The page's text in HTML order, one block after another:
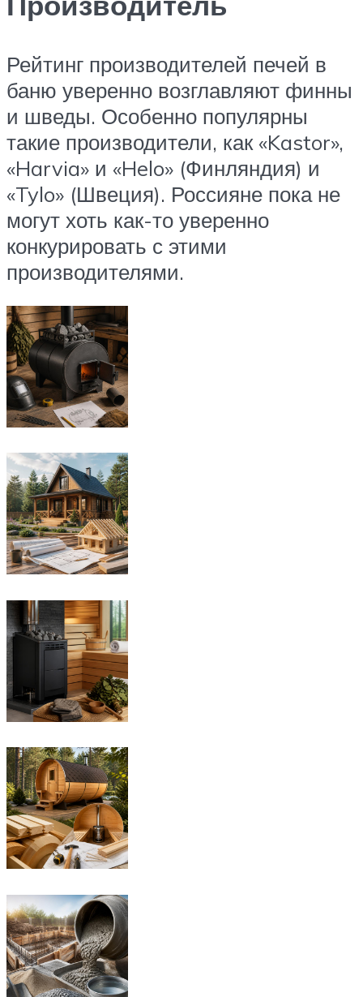
Рейтинг производителей печей в
баню уверенно возглавляют финны
и шведы. Особенно популярны
такие производители, как «Kastor»,
«Harvia» и «Helo» (Финляндия) и
«Tylo» (Швеция). Россияне пока не
могут хоть как-то уверенно
конкурировать с этими
производителями.